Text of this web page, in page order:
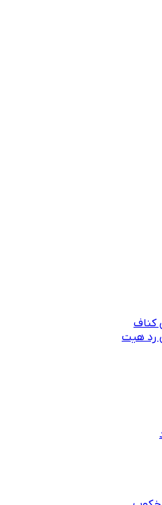
کناف
رد هیت